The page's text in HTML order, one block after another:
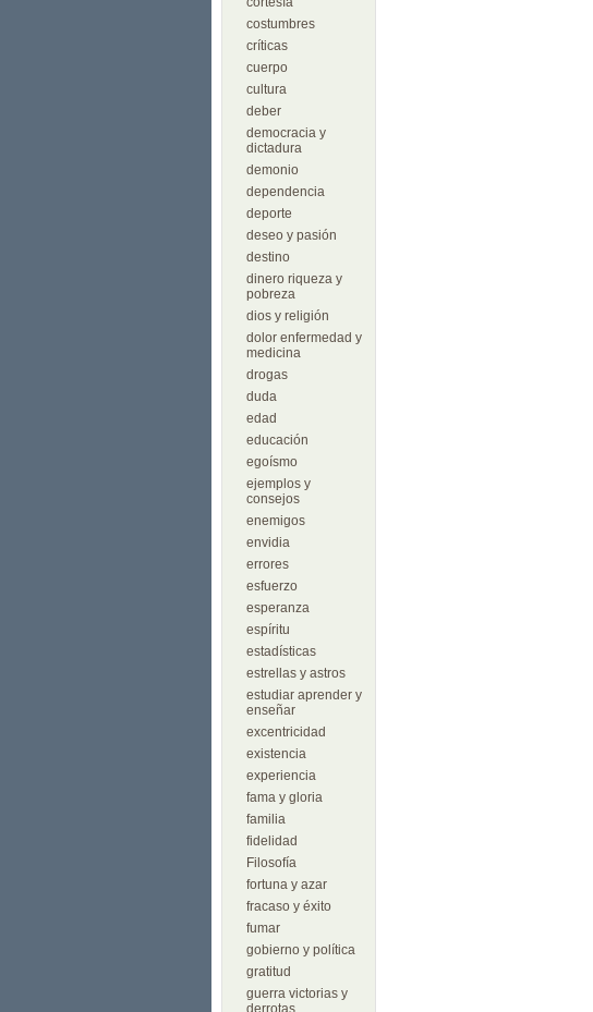
costumbres
críticas
cuerpo
cultura
deber
democracia y
dictadura
demonio
dependencia
deporte
deseo y pasión
destino
dinero riqueza y
pobreza
dios y religión
dolor enfermedad y
medicina
drogas
duda
edad
educación
egoísmo
ejemplos y
consejos
enemigos
envidia
errores
esfuerzo
esperanza
espíritu
estadísticas
estrellas y astros
estudiar aprender y
enseñar
excentricidad
existencia
experiencia
fama y gloria
familia
fidelidad
Filosofía
fortuna y azar
fracaso y éxito
fumar
gobierno y política
gratitud
guerra victorias y
derrotas